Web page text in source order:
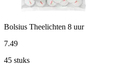
Bolsius Theelichten 8 uur
7.49
45 stuks